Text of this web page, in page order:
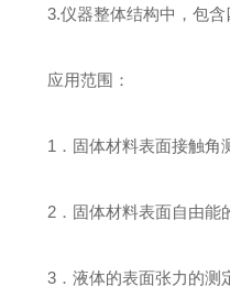
3.仪器整体结构中，包含
应用范围：
1．固体材料表面接触角
2．固体材料表面自由能
3．液体的表面张力的测